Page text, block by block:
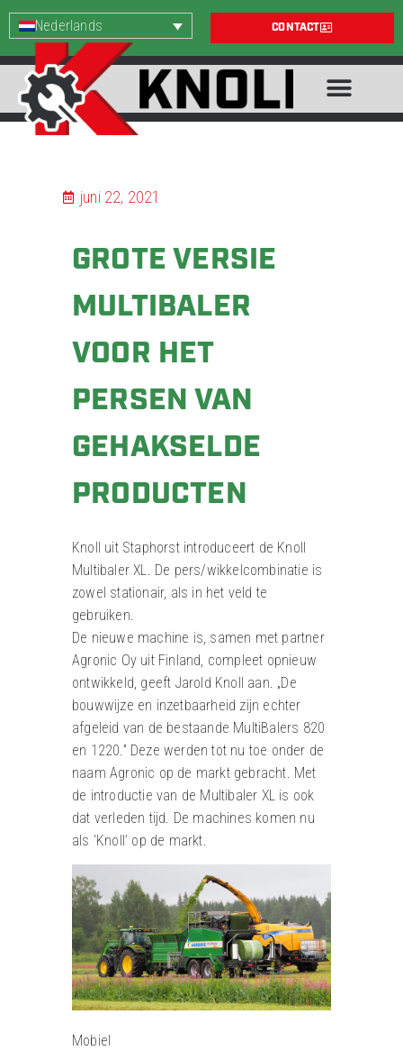
Nederlands CONTACT
juni 22, 2021
GROTE VERSIE
MULTIBALER
VOOR HET
PERSEN VAN
GEHAKSELDE
PRODUCTEN
Knoll uit Staphorst introduceert de Knoll
Multibaler XL. De pers/wikkelcombinatie is
zowel stationair, als in het veld te
gebruiken.
De nieuwe machine is, samen met partner
Agronic Oy uit Finland, compleet opnieuw
ontwikkeld, geeft Jarold Knoll aan. „De
bouwwijze en inzetbaarheid zijn echter
afgeleid van de bestaande MultiBalers 820
en 1220.” Deze werden tot nu toe onder de
naam Agronic op de markt gebracht. Met
de introductie van de Multibaler XL is ook
dat verleden tijd. De machines komen nu
als ‘Knoll’ op de markt.
Mobiel